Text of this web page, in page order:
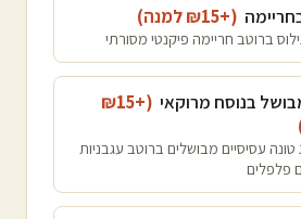
(+₪
15 למנה)
ברוטב חריימה פיקנטי מסורתי
בנוסח מרוקאי (+₪
15
טונה עסיסיים מבושלים ברוטב עגבניות
פלפלים